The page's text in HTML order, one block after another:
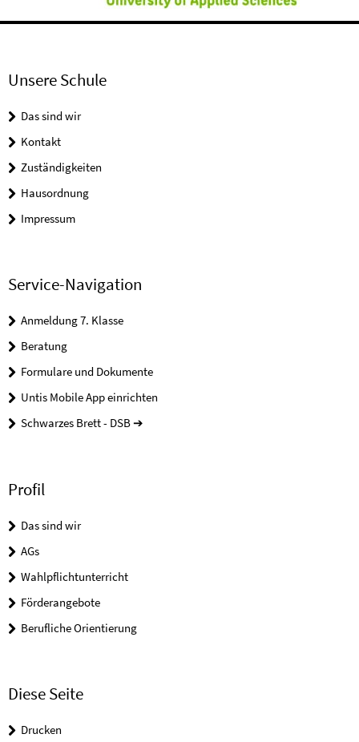
Unsere Schule
Das sind wir
Kontakt
Zuständigkeiten
Hausordnung
Impressum
Service-Navigation
Anmeldung 7. Klasse
Beratung
Formulare und Dokumente
Untis Mobile App einrichten
Schwarzes Brett - DSB ➔
Profil
Das sind wir
AGs
Wahlpflichtunterricht
Förderangebote
Berufliche Orientierung
Diese Seite
Drucken